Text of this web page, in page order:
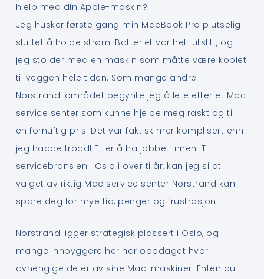
hjelp med din Apple-maskin?
Jeg husker første gang min MacBook Pro plutselig
sluttet å holde strøm. Batteriet var helt utslitt, og
jeg sto der med en maskin som måtte være koblet
til veggen hele tiden. Som mange andre i
Norstrand-området begynte jeg å lete etter et Mac
service senter som kunne hjelpe meg raskt og til
en fornuftig pris. Det var faktisk mer komplisert enn
jeg hadde trodd! Etter å ha jobbet innen IT-
servicebransjen i Oslo i over ti år, kan jeg si at
valget av riktig Mac service senter Norstrand kan
spare deg for mye tid, penger og frustrasjon.
Norstrand ligger strategisk plassert i Oslo, og
mange innbyggere her har oppdaget hvor
avhengige de er av sine Mac-maskiner. Enten du